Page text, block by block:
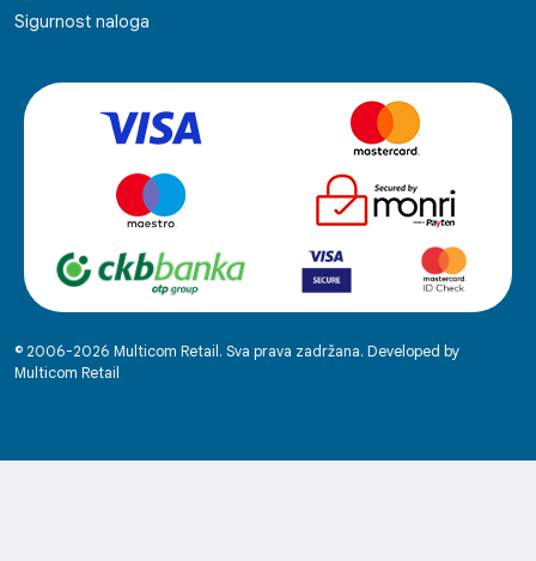
Sigurnost naloga
© 2006-2026 Multicom Retail. Sva prava zadržana. Developed by
Multicom Retail